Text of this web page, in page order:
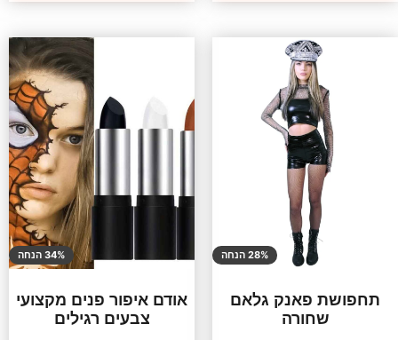
28% הנחה
תחפושת פאנק גלאם
שחורה
34% הנחה
אודם איפור פנים מקצועי
צבעים רגילים